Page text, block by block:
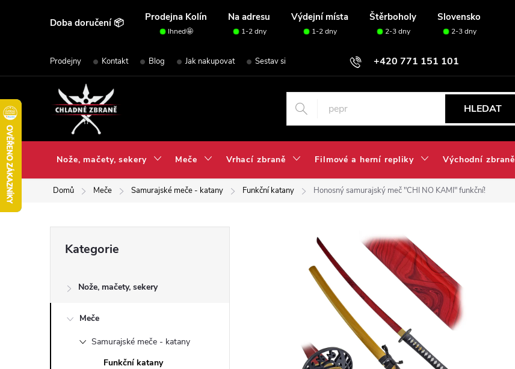
Doba doručení 📦 Prodejna Kolín Na adresu Výdejní místa Štěrboholy Slovensko
Ihned🤩 1-2 dny 1-2 dny 2-3 dny 2-3 dny
+420 771 151 101
Prodejny Kontakt Blog Jak nakupovat Sestav si svou sadu✅
HLEDAT
Nože, mačety, sekery Meče Vrhací zbraně Filmové a herní repliky Východní zbraně
Domů Meče Samurajské meče - katany Funkční katany Honosný samurajský meč "CHI NO KAMI" funkční!
s
kategorie
Kategorie
Nože, mačety, sekery
Meče
Samurajské meče - katany
Funkční katany